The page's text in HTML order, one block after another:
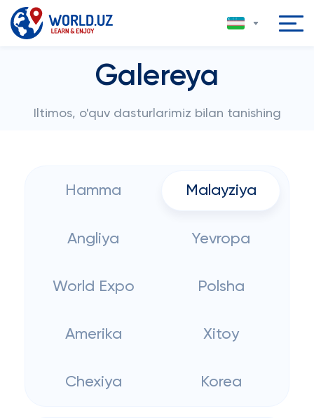
Galereya
Iltimos, o'quv dasturlarimiz bilan tanishing
Hamma Malayziya
Angliya Yevropa
World Expo Polsha
Amerika Xitoy
Chexiya Korea